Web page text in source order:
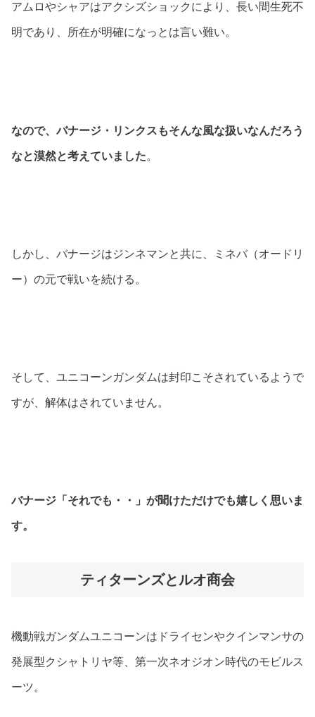
アムロやシャアはアクシズショックにより、長い間生死不
明であり、所在が明確になっとは言い難い。
なので、バナージ・リンクスもそんな風な扱いなんだろう
なと漠然と考えていました。
しかし、バナージはジンネマンと共に、ミネバ（オードリ
ー）の元で戦いを続ける。
そして、ユニコーンガンダムは封印こそされているようで
すが、解体はされていません。
バナージ「それでも・・」が聞けただけでも嬉しく思いま
す。
ティターンズとルオ商会
機動戦ガンダムユニコーンはドライセンやクインマンサの
発展型クシャトリヤ等、第一次ネオジオン時代のモビルス
ーツ。